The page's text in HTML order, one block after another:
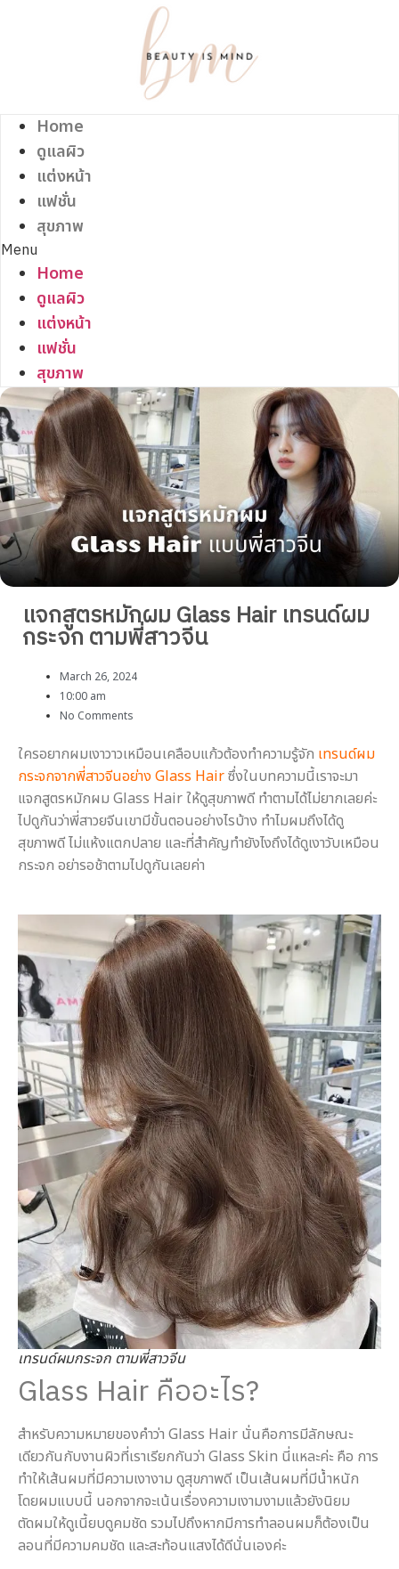
Home
ดูแลผิว
แต่งหน้า
แฟชั่น
สุขภาพ
Menu
Home
ดูแลผิว
แต่งหน้า
แฟชั่น
สุขภาพ
แจกสูตรหมักผม Glass Hair เทรนด์ผม
กระจก ตามพี่สาวจีน
March 26, 2024
10:00 am
No Comments
ใครอยากผมเงาวาวเหมือนเคลือบแก้วต้องทำความรู้จัก เทรนด์ผม
กระจกจากพี่สาวจีนอย่าง Glass Hairซึ่งในบทความนี้เราจะมา
แจกสูตรหมักผม Glass Hair ให้ดูสุขภาพดี ทำตามได้ไม่ยากเลยค่ะ
ไปดูกันว่าพี่สาวยจีนเขามีขั้นตอนอย่างไรบ้าง ทำไมผมถึงได้ดู
สุขภาพดี ไม่แห้งแตกปลาย และที่สำคัญทำยังไงถึงได้ดูเงาวับเหมือน
กระจก อย่ารอช้าตามไปดูกันเลยค่า
เทรนด์ผมกระจก ตามพี่สาวจีน
Glass Hair คืออะไร?
สำหรับความหมายของคำว่า Glass Hair นั่นคือการมีลักษณะ
เดียวกันกับงานผิวที่เราเรียกกันว่า Glass Skin นี่แหละค่ะ คือ การ
ทำให้เส้นผมที่มีความเงางาม ดูสุขภาพดี เป็นเส้นผมที่มีน้ำหนัก
โดยผมแบบนี้ นอกจากจะเน้นเรื่องความเงามงามแล้วยังนิยม
ตัดผมให้ดูเนี้ยบดูคมชัด รวมไปถึงหากมีการทำลอนผมก็ต้องเป็น
ลอนที่มีความคมชัด และสะท้อนแสงได้ดีนั่นเองค่ะ